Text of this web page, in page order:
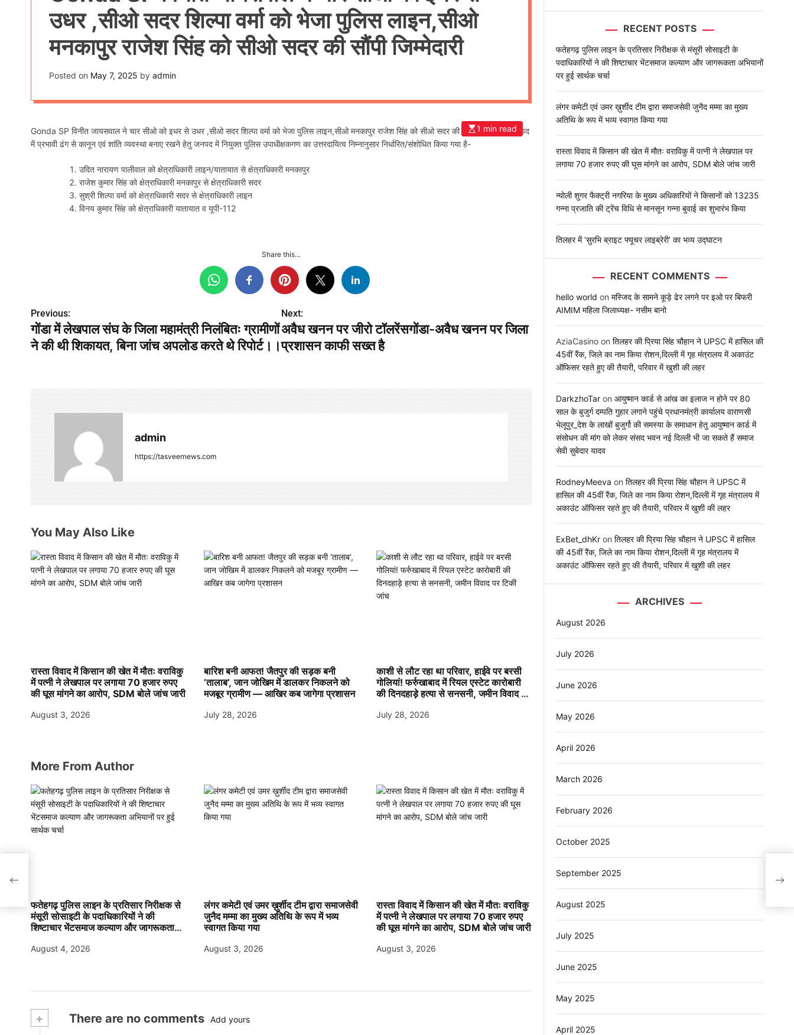
r
o
d
e
उधर ,सीओ सदर शिल्पा वर्मा को भेजा पुलिस लाइन,सीओ
मनकापुर राजेश सिंह को सीओ सदर की सौंपी जिम्मेदारी
Posted on May 7, 2025 by admin
1 min read
Gonda SP विनीत जायसवाल ने चार सीओ को इधर से उधर ,सीओ सदर शिल्पा वर्मा को भेजा पुलिस लाइन,सीओ मनकापुर राजेश सिंह को सीओ सदर की सौंपी जिम्मेदारी। जनपद
में प्रभावी ढंग से कानून एवं शांति व्यवस्था बनाए रखने हेतु जनपद में नियुक्त पुलिस उपाधीक्षकगण का उत्तरदायित्व निम्नानुसार निर्धारित/संशोधित किया गया है-
उदित नारायण पालीवाल को क्षेत्राधिकारी लाइन/यातायात से क्षेत्राधिकारी मनकापुर
राजेश कुमार सिंह को क्षेत्राधिकारी मनकापुर से क्षेत्राधिकारी सदर
सुश्री शिल्पा वर्मा को क्षेत्राधिकारी सदर से क्षेत्राधिकारी लाइन
विनय कुमार सिंह को क्षेत्राधिकारी यातायात व यूपी-112
Share this…
P
o
n
a
v
i
g
t
i
o
Previous:
गोंडा में लेखपाल संघ के जिला महामंत्री निलंबितः ग्रामीणों
ने की थी शिकायत, बिना जांच अपलोड करते थे रिपोर्ट।।
Next:
अवैध खनन पर जीरो टॉलरेंसगोंडा-अवैध खनन पर जिला
प्रशासन काफी सख्त है
admin
https://tasveernews.com
You May Also Like
रास्ता विवाद में किसान की खेत में मौतः वराविकु
में पत्नी ने लेखपाल पर लगाया 70 हजार रुपए
की घूस मांगने का आरोप, SDM बोले जांच जारी
August 3, 2026
बारिश बनी आफत! जैतपुर की सड़क बनी
‘तालाब’, जान जोखिम में डालकर निकलने को
मजबूर ग्रामीण — आखिर कब जागेगा प्रशासन
July 28, 2026
काशी से लौट रहा था परिवार, हाईवे पर बरसी
गोलियां! फर्रुखाबाद में रियल एस्टेट कारोबारी
की दिनदहाड़े हत्या से सनसनी, जमीन विवाद पर
July 28, 2026
More From Author
फतेहगढ़ पुलिस लाइन के प्रतिसार निरीक्षक से
मंसूरी सोसाइटी के पदाधिकारियों ने की
शिष्टाचार भेंटसमाज कल्याण और जागरूकता
August 4, 2026
लंगर कमेटी एवं उमर ख़ुर्शीद टीम द्वारा समाजसेवी
जुनैद मम्मा का मुख्य अतिथि के रूप में भव्य
स्वागत किया गया
August 3, 2026
रास्ता विवाद में किसान की खेत में मौतः वराविकु
में पत्नी ने लेखपाल पर लगाया 70 हजार रुपए
की घूस मांगने का आरोप, SDM बोले जांच जारी
August 3, 2026
+ There are no comments Add yours
RECENT POSTS
फतेहगढ़ पुलिस लाइन के प्रतिसार निरीक्षक से मंसूरी सोसाइटी के
पदाधिकारियों ने की शिष्टाचार भेंटसमाज कल्याण और जागरूकता अभियानों
पर हुई सार्थक चर्चा
लंगर कमेटी एवं उमर ख़ुर्शीद टीम द्वारा समाजसेवी जुनैद मम्मा का मुख्य
अतिथि के रूप में भव्य स्वागत किया गया
रास्ता विवाद में किसान की खेत में मौतः वराविकु में पत्नी ने लेखपाल पर
लगाया 70 हजार रुपए की घूस मांगने का आरोप, SDM बोले जांच जारी
न्योली शुगर फैक्ट्री नगरिया के मुख्य अधिकारियों ने किसानों को 13235
गन्ना प्रजाति की ट्रेंच विधि से मानसून गन्ना बुवाई का शुभारंभ किया
तिलहर में ‘सुरभि ब्राइट फ्यूचर लाइब्रेरी’ का भव्य उद्घाटन
RECENT COMMENTS
hello world on मस्जिद के सामने कूड़े ढेर लगने पर इओ पर बिफरी
AIMIM महिला जिलाध्यक्ष- नसीम बानो
AziaCasino on तिलहर की प्रिया सिंह चौहान ने UPSC में हासिल की
45वीं रैंक, जिले का नाम किया रोशन,दिल्ली में गृह मंत्रालय में अकाउंट
ऑफिसर रहते हुए की तैयारी, परिवार में खुशी की लहर
DarkzhoTar on आयुष्मान कार्ड से आंख का इलाज न होने पर 80
साल के बुजुर्ग दम्पति गुहार लगाने पहुंचे प्रधानमंत्री कार्यालय वाराणसी
भेलूपुर_देश के लाखों बुजुर्गो की समस्या के समाधान हेतु आयुष्मान कार्ड में
संसोधन की मांग को लेकर संसद भवन नई दिल्ली भी जा सकते हैं समाज
सेवी सुबेदार यादव
RodneyMeeva on तिलहर की प्रिया सिंह चौहान ने UPSC में
हासिल की 45वीं रैंक, जिले का नाम किया रोशन,दिल्ली में गृह मंत्रालय में
अकाउंट ऑफिसर रहते हुए की तैयारी, परिवार में खुशी की लहर
ExBet_dhKr on तिलहर की प्रिया सिंह चौहान ने UPSC में हासिल
की 45वीं रैंक, जिले का नाम किया रोशन,दिल्ली में गृह मंत्रालय में
अकाउंट ऑफिसर रहते हुए की तैयारी, परिवार में खुशी की लहर
ARCHIVES
August 2026
July 2026
June 2026
May 2026
April 2026
March 2026
February 2026
October 2025
September 2025
August 2025
July 2025
June 2025
May 2025
April 2025